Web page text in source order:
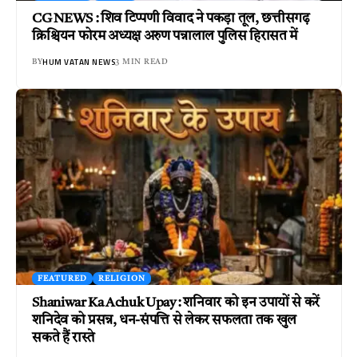
CG NEWS : शिव टिप्पणी विवाद ने पकड़ा तूल, छत्तीसगढ़
क्रिश्चियन फोरम अध्यक्ष अरुण पन्नालाल पुलिस हिरासत में
BYHUM VATAN NEWS3 MIN READ
FEATURED RELIGION
Shaniwar Ka Achuk Upay : शनिवार को इन उपायों से करें
शनिदेव को प्रसन्न, धन-संपत्ति से लेकर सफलता तक खुल
सकते हैं रास्ते